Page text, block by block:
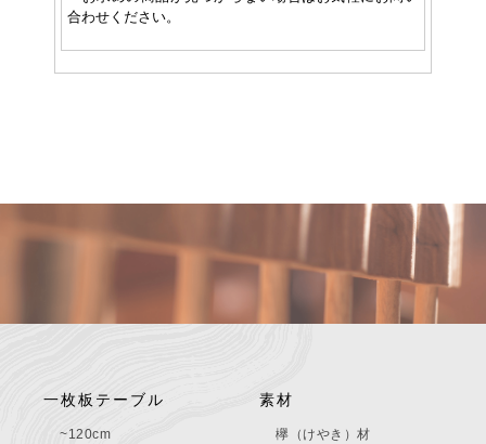
合わせください。
一枚板テーブル
~120cm
素材
欅（けやき）材